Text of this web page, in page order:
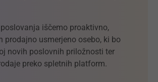
iščemo proaktivno,
prodajno usmerjeno osebo, ki bo
novih poslovnih priložnosti ter
preko spletnih platform.